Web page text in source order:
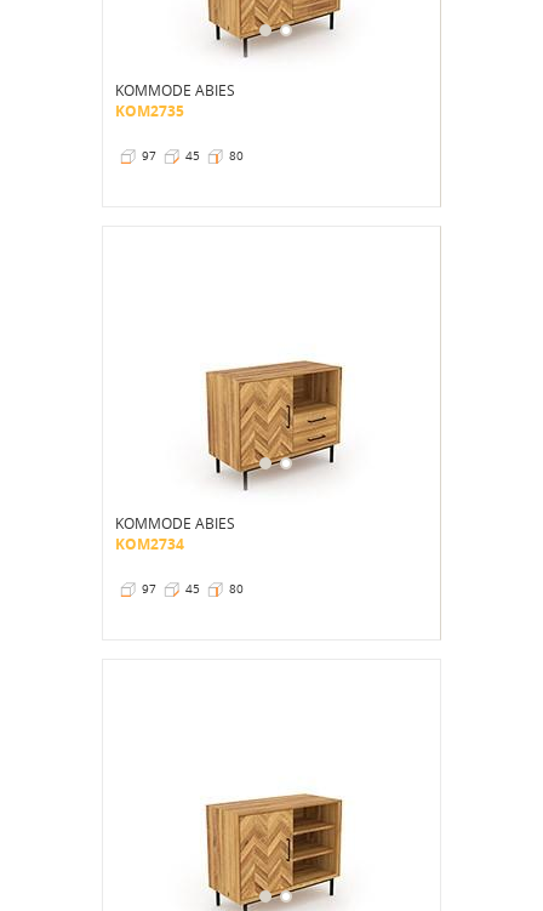
KOMMODE ABIES
KOM2735
97 45 80
KOMMODE ABIES
KOM2734
97 45 80